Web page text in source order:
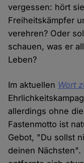
vergessen: hört
Freiheitskämpfer
verehren? Oder
schauen, was er
Leben?
Im aktuellen Wort
allerdings ohne
Fastenmotto ist
Gebot, "Du sollst
deinen Nächsten".